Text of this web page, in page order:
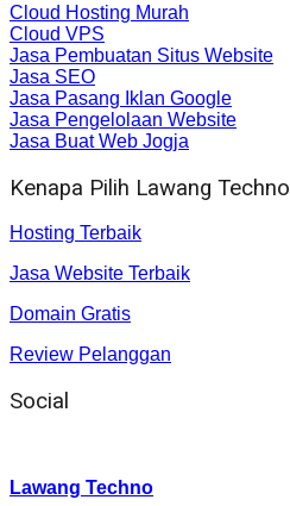
Cloud Hosting Murah
Cloud VPS
Jasa Pembuatan Situs Website
Jasa SEO
Jasa Pasang Iklan Google
Jasa Pengelolaan Website
Jasa Buat Web Jogja
Kenapa Pilih Lawang Techno
Hosting Terbaik
Jasa Website Terbaik
Domain Gratis
Review Pelanggan
Social
Lawang Techno